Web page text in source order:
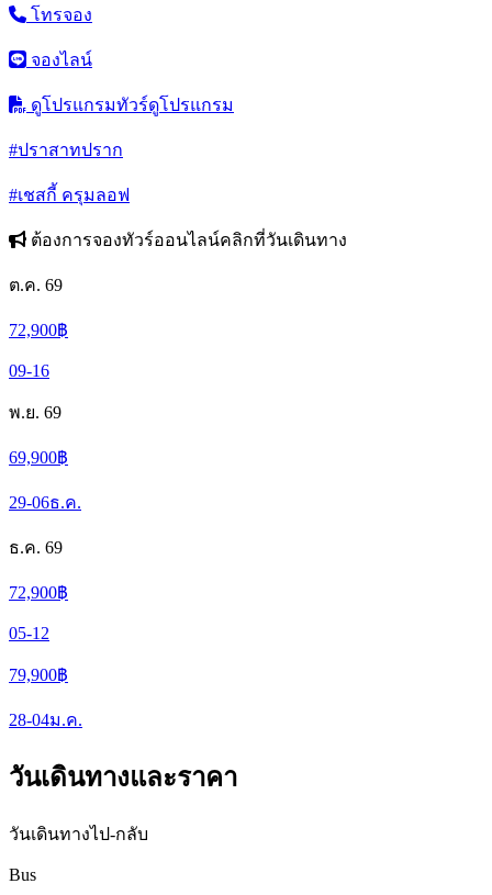
โทรจอง
จองไลน์
ดูโปรแกรมทัวร์ดูโปรแกรม
#ปราสาทปราก
#เชสกี้ ครุมลอฟ
ต้องการจองทัวร์ออนไลน์คลิกที่วันเดินทาง
ต.ค. 69
72,900฿
09-16
พ.ย. 69
69,900฿
29-06ธ.ค.
ธ.ค. 69
72,900฿
05-12
79,900฿
28-04ม.ค.
วันเดินทางและราคา
วันเดินทางไป-กลับ
Bus